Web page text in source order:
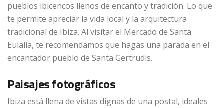
pueblos ibicencos llenos de encanto y tradición. Lo que
te permite apreciar la vida local y la arquitectura
tradicional de Ibiza. Al visitar el Mercado de Santa
Eulalia, te recomendamos que hagas una parada en el
encantador pueblo de Santa Gertrudis.
Paisajes fotográficos
Ibiza está llena de vistas dignas de una postal, ideales